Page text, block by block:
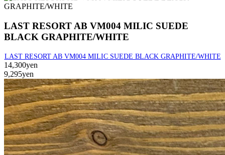
LAST RESORT AB VM004 MILIC SUEDE
BLACK GRAPHITE/WHITE
LAST RESORT AB VM004 MILIC SUEDE BLACK GRAPHITE/WHITE
14,300yen
9,295yen